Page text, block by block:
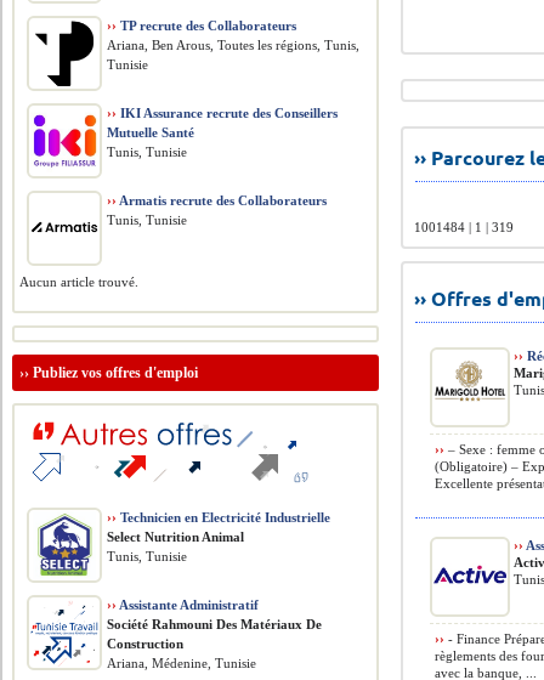
››
1001484 | 1 | 319
›› Offres
››
›› – Sexe : femme
(Obligatoire) –
Excellente
››
›› - Finance
règlements des
avec la banque, ...
›› TP recrute des Collaborateurs
Ariana, Ben Arous, Toutes les régions, Tunis,
Tunisie
›› IKI Assurance recrute des Conseillers
Mutuelle Santé
Tunis, Tunisie
›› Armatis recrute des Collaborateurs
Tunis, Tunisie
Aucun article trouvé.
››Publiez vos offres d'emploi
›› Technicien en Electricité Industrielle
Select Nutrition Animal
Tunis, Tunisie
›› Assistante Administratif
Société Rahmouni Des Matériaux De
Construction
Ariana, Médenine, Tunisie